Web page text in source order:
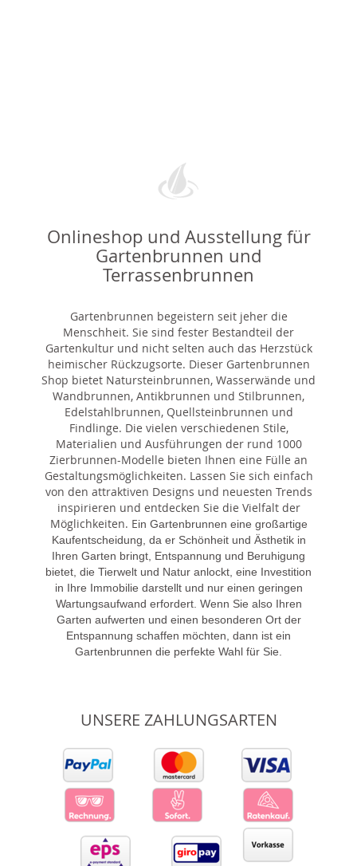
Onlineshop und Ausstellung für
Gartenbrunnen und
Terrassenbrunnen
Gartenbrunnen begeistern seit jeher die
Menschheit. Sie sind fester Bestandteil der
Gartenkultur und nicht selten auch das Herzstück
heimischer Rückzugsorte. Dieser Gartenbrunnen
Shop bietet Natursteinbrunnen, Wasserwände und
Wandbrunnen, Antikbrunnen und Stilbrunnen,
Edelstahlbrunnen, Quellsteinbrunnen und
Findlinge. Die vielen verschiedenen Stile,
Materialien und Ausführungen der rund 1000
Zierbrunnen-Modelle bieten Ihnen eine Fülle an
Gestaltungsmöglichkeiten. Lassen Sie sich einfach
von den attraktiven Designs und neuesten Trends
inspirieren und entdecken Sie die Vielfalt der
Möglichkeiten. Ein Gartenbrunnen eine großartige
Kaufentscheidung, da er Schönheit und Ästhetik in
Ihren Garten bringt, Entspannung und Beruhigung
bietet, die Tierwelt und Natur anlockt, eine Investition
in Ihre Immobilie darstellt und nur einen geringen
Wartungsaufwand erfordert. Wenn Sie also Ihren
Garten aufwerten und einen besonderen Ort der
Entspannung schaffen möchten, dann ist ein
Gartenbrunnen die perfekte Wahl für Sie.
UNSERE ZAHLUNGSARTEN